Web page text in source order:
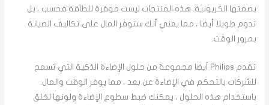
بصمتها الكربونية. هذه المنتجات ليست موفرة للطاقة فحسب ، بل
تدوم طويلا أيضا ، مما يعني أنك ستوفر المال على تكاليف الصيانة
بمرور الوقت.
تقدم Philips أيضا مجموعة من حلول الإضاءة الذكية التي تسمح
للشركات بالتحكم في الإضاءة عن بعد ، مما يوفر الوقت والمال.
باستخدام هذه الحلول ، يمكنك ضبط سطوع الإضاءة ولونها لخلق